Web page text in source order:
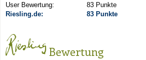
User Bewertung:
83 Punkte
Riesling.de:
83 Punkte
Bewertung